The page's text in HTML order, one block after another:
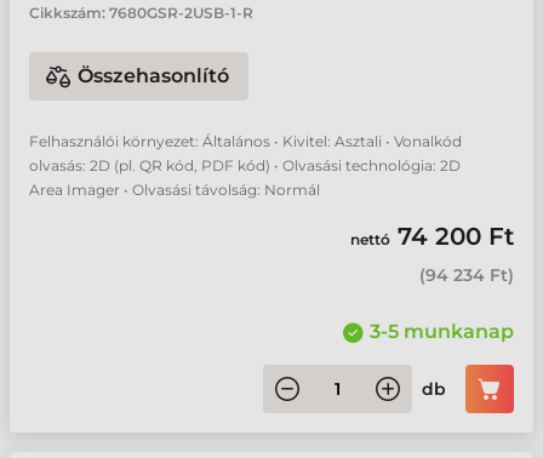
Cikkszám: 7680GSR-2USB-1-R
Összehasonlító
Felhasználói környezet: Általános • Kivitel: Asztali • Vonalkód
olvasás: 2D (pl. QR kód, PDF kód) • Olvasási technológia: 2D
Area Imager • Olvasási távolság: Normál
nettó 74 200 Ft
(94 234 Ft)
3-5 munkanap
db